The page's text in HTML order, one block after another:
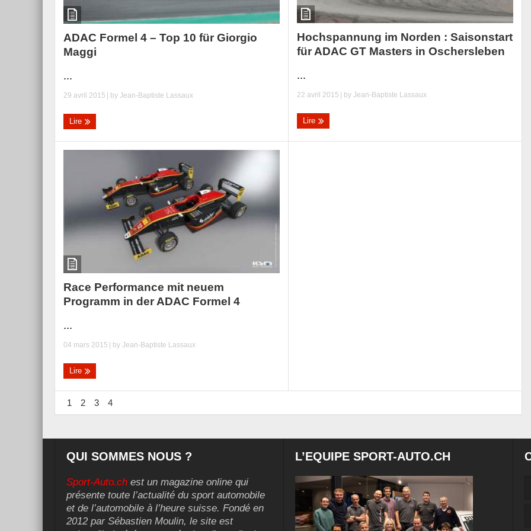
ADAC Formel 4 – Top 10 für Giorgio
Maggi
...
29 avril 2015 | by Jean-Baptiste Lassaux
Lire
Hochspannung im Norden : Saisonstart
für ADAC GT Masters in Oschersleben
...
22 avril 2015 | byJean-Baptiste Lassaux
Lire
Race Performance mit neuem
Programm in der ADAC Formel 4
...
04 mars 2015 | by Jean-Baptiste Lassaux
Lire
1 2 3 4
QUI SOMMES NOUS ?
Sport-Auto.ch est un magazine online qui
présente toute l’actualité du sport automobile
et de l’automobile à l’heure suisse. Fondé en
2012 par Sébastien Moulin, le site est
L’EQUIPE SPORT-AUTO.CH